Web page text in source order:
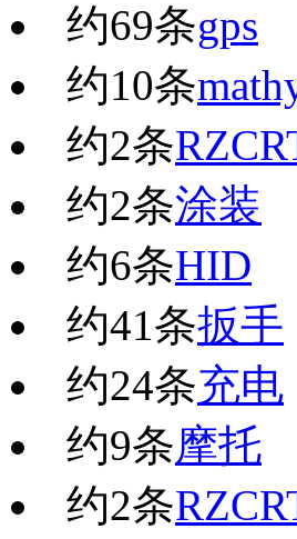
约69条gps
约10条
约2条
约2条涂装
约6条HID
约41条扳手
约24条充电
约9条摩托
约2条